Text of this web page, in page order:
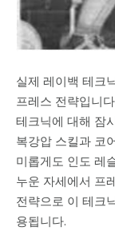
실제 레이백 테크
프레스 전략입니
테크닉에 대해 잠
복강압 스킬과 코
미롭게도 인도 레
누운 자세에서 프
전략으로 이 테크
용됩니다.